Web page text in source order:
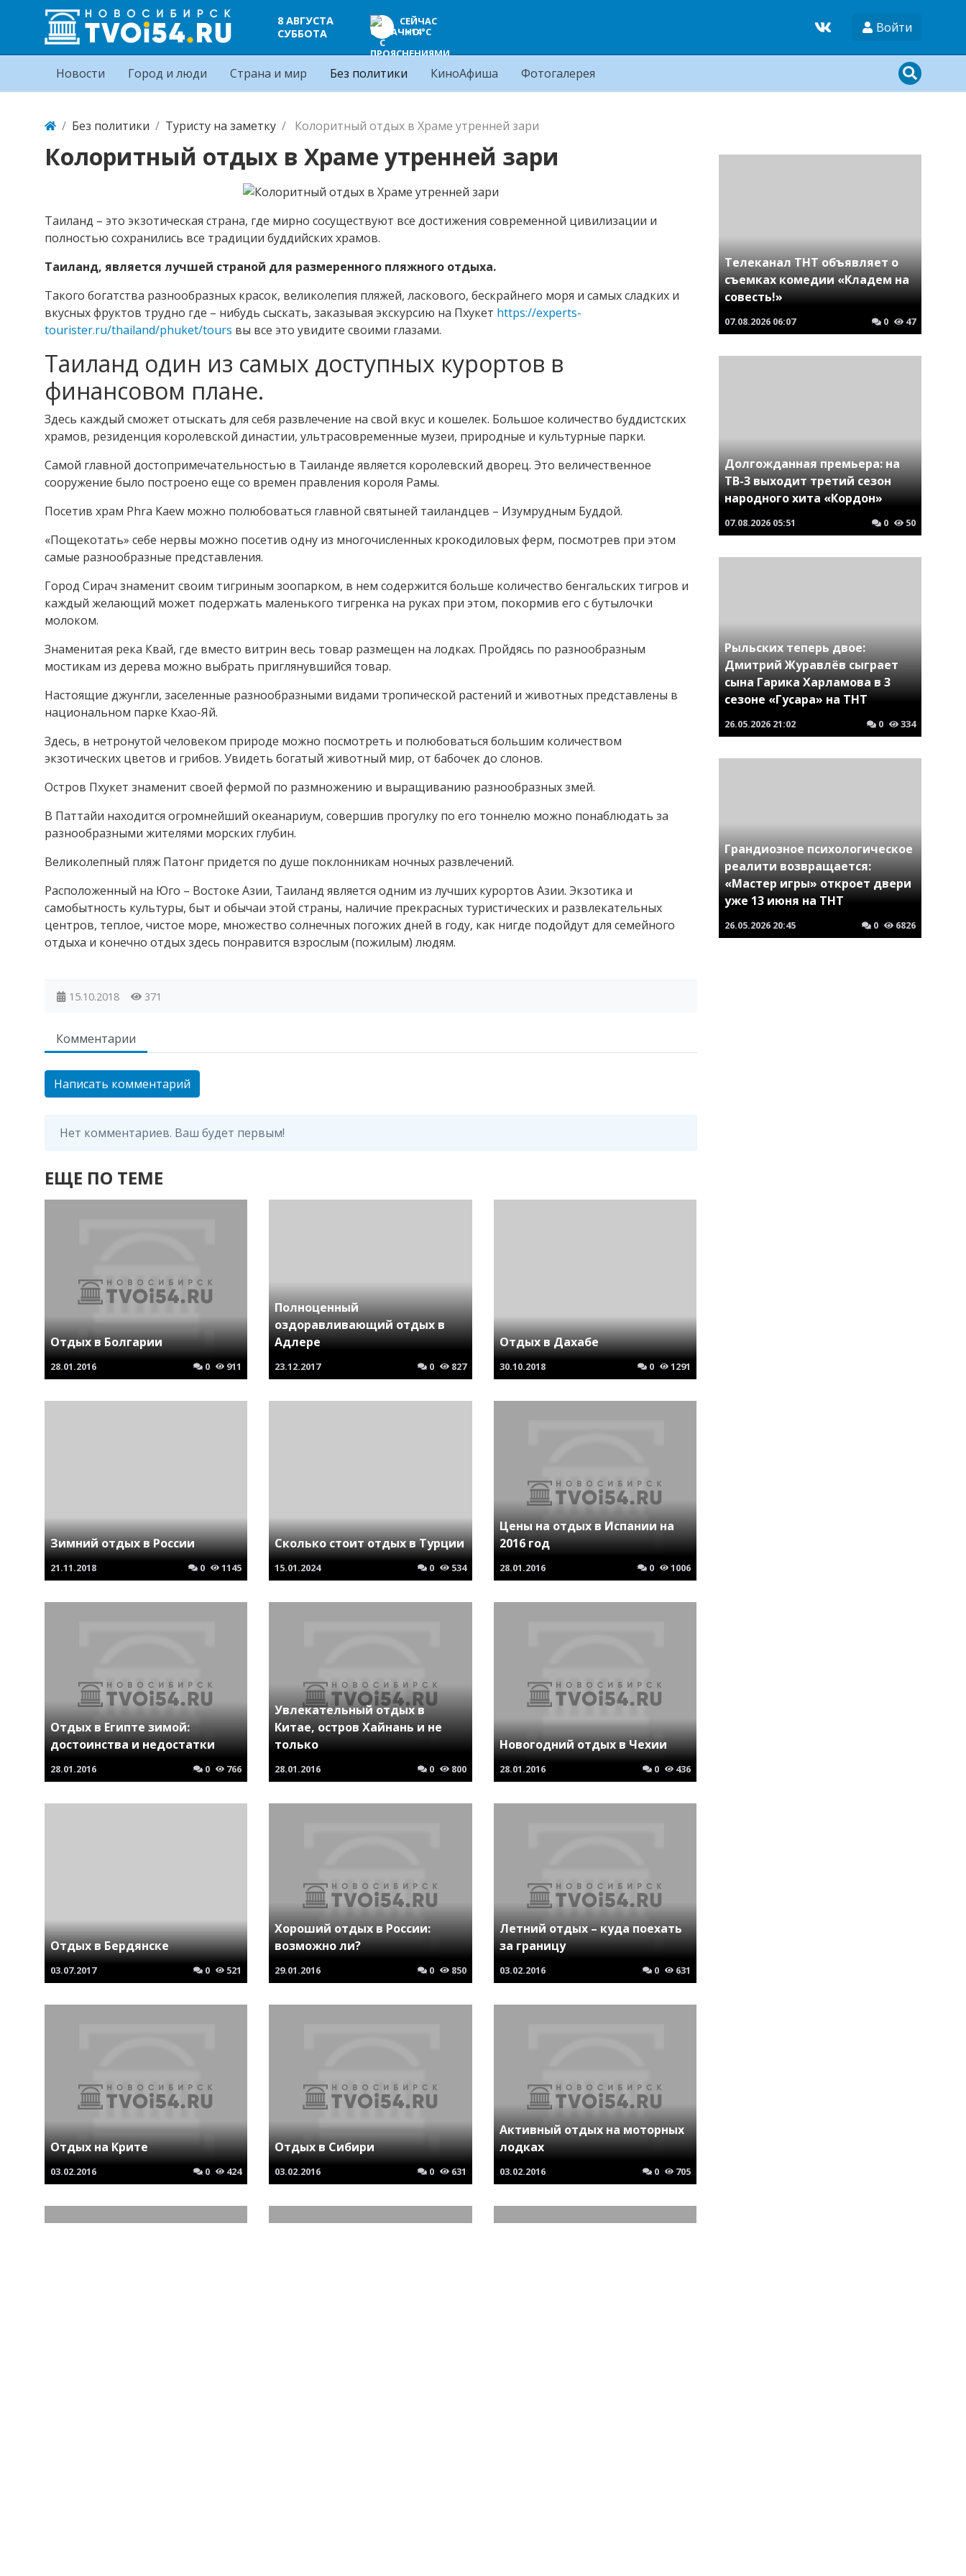
8 АВГУСТА
СУББОТА
СЕЙЧАС
+14°C
Войти
Новости Город и люди Страна и мир Без политики КиноАфиша Фотогалерея
Без политики Туристу на заметку Колоритный отдых в Храме утренней зари
Колоритный отдых в Храме утренней зари
Таиланд – это экзотическая страна, где мирно сосуществуют все достижения современной цивилизации и
полностью сохранились все традиции буддийских храмов.
Таиланд, является лучшей страной для размеренного пляжного отдыха.
Такого богатства разнообразных красок, великолепия пляжей, ласкового, бескрайнего моря и самых сладких и
вкусных фруктов трудно где – нибудь сыскать, заказывая экскурсию на Пхукет https://experts-
tourister.ru/thailand/phuket/tours вы все это увидите своими глазами.
Таиланд один из самых доступных курортов в
финансовом плане.
Здесь каждый сможет отыскать для себя развлечение на свой вкус и кошелек. Большое количество буддистских
храмов, резиденция королевской династии, ультрасовременные музеи, природные и культурные парки.
Самой главной достопримечательностью в Таиланде является королевский дворец. Это величественное
сооружение было построено еще со времен правления короля Рамы.
Посетив храм Phra Kaew можно полюбоваться главной святыней таиландцев – Изумрудным Буддой.
«Пощекотать» себе нервы можно посетив одну из многочисленных крокодиловых ферм, посмотрев при этом
самые разнообразные представления.
Город Сирач знаменит своим тигриным зоопарком, в нем содержится больше количество бенгальских тигров и
каждый желающий может подержать маленького тигренка на руках при этом, покормив его с бутылочки
молоком.
Знаменитая река Квай, где вместо витрин весь товар размещен на лодках. Пройдясь по разнообразным
мостикам из дерева можно выбрать приглянувшийся товар.
Настоящие джунгли, заселенные разнообразными видами тропической растений и животных представлены в
национальном парке Кхао-Яй.
Здесь, в нетронутой человеком природе можно посмотреть и полюбоваться большим количеством
экзотических цветов и грибов. Увидеть богатый животный мир, от бабочек до слонов.
Остров Пхукет знаменит своей фермой по размножению и выращиванию разнообразных змей.
В Паттайи находится огромнейший океанариум, совершив прогулку по его тоннелю можно понаблюдать за
разнообразными жителями морских глубин.
Великолепный пляж Патонг придется по душе поклонникам ночных развлечений.
Расположенный на Юго – Востоке Азии, Таиланд является одним из лучших курортов Азии. Экзотика и
самобытность культуры, быт и обычаи этой страны, наличие прекрасных туристических и развлекательных
центров, теплое, чистое море, множество солнечных погожих дней в году, как нигде подойдут для семейного
отдыха и конечно отдых здесь понравится взрослым (пожилым) людям.
15.10.2018 371
Комментарии
Написать комментарий
Нет комментариев. Ваш будет первым!
ЕЩЕ ПО ТЕМЕ
Отдых в Болгарии
28.01.2016 0 911
Полноценный
оздоравливающий отдых в
Адлере
23.12.2017 0 827
Отдых в Дахабе
30.10.2018 0 1291
Зимний отдых в России
21.11.2018 0 1145
Сколько стоит отдых в Турции
15.01.2024 0 534
Цены на отдых в Испании на
2016 год
28.01.2016 0 1006
Отдых в Египте зимой:
достоинства и недостатки
28.01.2016 0 766
Увлекательный отдых в
Китае, остров Хайнань и не
только
28.01.2016 0 800
Новогодний отдых в Чехии
28.01.2016 0 436
Отдых в Бердянске
03.07.2017 0 521
Хороший отдых в России:
возможно ли?
29.01.2016 0 850
Летний отдых – куда поехать
за границу
03.02.2016 0 631
Отдых на Крите
03.02.2016 0 424
Отдых в Сибири
03.02.2016 0 631
Активный отдых на моторных
лодках
03.02.2016 0 705
Телеканал ТНТ объявляет о
съемках комедии «Кладем на
совесть!»
07.08.2026 06:07 0 47
Долгожданная премьера: на
ТВ-3 выходит третий сезон
народного хита «Кордон»
07.08.2026 05:51 0 50
Рыльских теперь двое:
Дмитрий Журавлёв сыграет
сына Гарика Харламова в 3
сезоне «Гусара» на ТНТ
26.05.2026 21:02 0 334
Грандиозное психологическое
реалити возвращается:
«Мастер игры» откроет двери
уже 13 июня на ТНТ
26.05.2026 20:45 0 6826